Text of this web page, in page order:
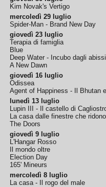
Kim Novak's Vertigo
mercoledì 29 luglio
Spider-Man - Brand New Day
giovedì 23 luglio
Terapia di famiglia
Blue
Deep Water - Incubo dagli abissi
A New Dawn
giovedì 16 luglio
Odissea
Agent of Happiness - Il Bhutan
lunedì 13 luglio
Lupin III - Il castello di
La casa dalle finestre che ridono
The Doors
giovedì 9 luglio
L'Hangar Rosso
Il mondo oltre
Election Day
165' Mineurs
mercoledì 8 luglio
La casa - Il rogo del male